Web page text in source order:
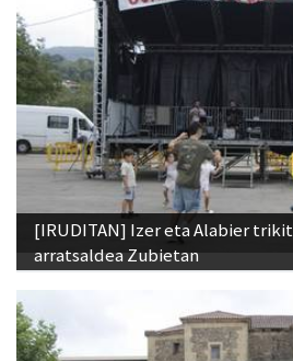
[IRUDITAN] Izer eta Alabier
arratsaldea Zubietan